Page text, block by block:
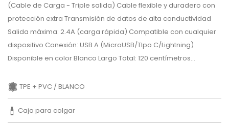
(Cable de Carga - Triple salida) Cable flexible y duradero con
protección extra Transmisión de datos de alta conductividad
Salida máxima: 2.4A (carga rápida) Compatible con cualquier
dispositivo Conexión: USB A (MicroUSB/TIpo C/Lightning)
Disponible en color Blanco Largo Total: 120 centímetros...
TPE + PVC / BLANCO
Caja para colgar